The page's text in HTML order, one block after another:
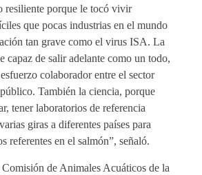
resiliente porque le tocó vivir
que pocas industrias en el mundo
tan grave como el virus ISA. La
capaz de salir adelante como un todo,
colaborador entre el sector
También la ciencia, porque
tener laboratorios de referencia
giras a diferentes países para
referentes en el salmón”, señaló.
de Animales Acuáticos de la